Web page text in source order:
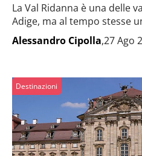
La Val Ridanna è una delle
Adige, ma al tempo stesse
Alessandro Cipolla,27 Ago
Destinazioni